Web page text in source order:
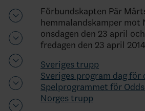
Förbundskapten Pär
hemmalandskamper mot
onsdagen den 23 april
fredagen den 23 april
Sveriges trupp
Sveriges program dag för
Spelprogrammet för
Norges trupp